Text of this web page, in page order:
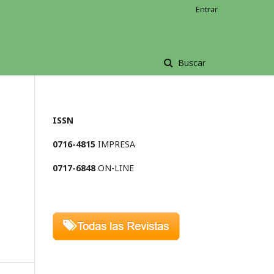
Buscar
Entrar
ISSN
0716-4815 IMPRESA
0717-6848ON-LINE